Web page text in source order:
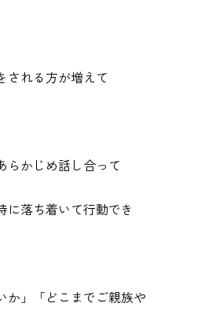
される方が増えて
らかじめ話し合って
に落ち着いて行動でき
か」「どこまでご親族や